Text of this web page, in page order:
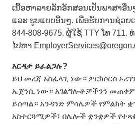
ເນື້ອຫາລາຍລັກອັກສອນເປັນພາສາອື່
ແລະ ຮູບແບບອື່ນໆ. ເພື່ອຮັບການຊ່ວຍ
844-808-9675. ຜູ້ໃຊ້ TTY ໂທ 711.
ໄປຫາ
እርዳታ ይፈልጋሉ?
ይህ መረጃ አስፈላጊ ነው። ዎርክሶርስ
ኤጀንሲ ነው። አገልግሎቶቻችንን መጠቀም
ይሰጣል። አንዳንድ ምሳሌዎች የምልክት
አስተርጓሚዎች፣ በሌሎች ቋንቋዎች